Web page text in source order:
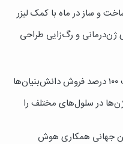
و ساز در ماه با کمک لیزر
ژن‌درمانی و رگ‌زایی طراحی
ژن‌ها در سلول‌های مختلف را
جهانی همکاری هوش